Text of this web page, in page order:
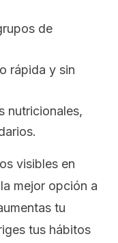
de
rápida y sin
nutricionales,
visibles en
mejor opción a
tu
tus hábitos